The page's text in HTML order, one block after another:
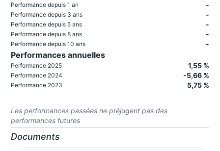
Performance depuis 1 an -
Performance depuis 3 ans -
Performance depuis 5 ans -
Performance depuis 8 ans -
Performance depuis 10 ans -
Performances annuelles
Performance 2025 1,55 %
Performance 2024 -5,66 %
Performance 2023 5,75 %
Les performances passées ne préjugent pas des
performances futures
Documents